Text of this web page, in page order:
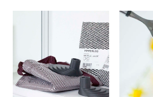
Artikkelien